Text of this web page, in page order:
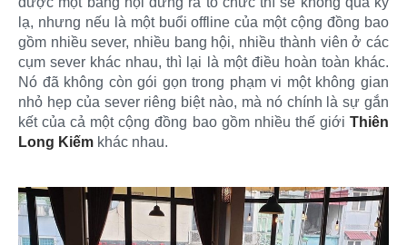
lạ, nhưng nếu là một buổi offline của một cộng đồng bao
gồm nhiều sever, nhiều bang hội, nhiều thành viên ở các
cụm sever khác nhau, thì lại là một điều hoàn toàn khác.
Nó đã không còn gói gọn trong phạm vi một không gian
nhỏ hẹp của sever riêng biệt nào, mà nó chính là sự gắn
kết của cả một cộng đồng bao gồm nhiều thế giới Thiên
Long Kiếm khác nhau.